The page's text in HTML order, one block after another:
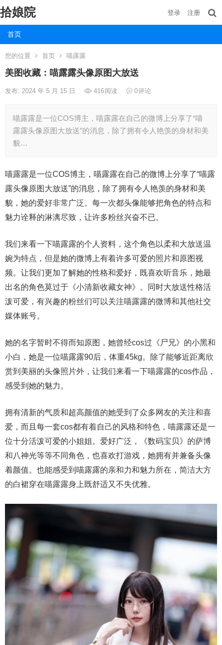
拾娘院
首页
登录 注册
您的位置 首页 喵露露
美图收藏：喵露露头像原图大放送
发布: 2024 年 5 月 15 日 416阅读 0评论
喵露露是一位COS博主，喵露露在自己的微博上分享了“喵
露露头像原图大放送”的消息，除了拥有令人艳羡的身材和美
貌…
喵露露是一位COS博主，喵露露在自己的微博上分享了“喵露
露头像原图大放送”的消息，除了拥有令人艳羡的身材和美
貌，她的爱好非常广泛。每一次都头像能够把角色的特点和
魅力诠释的淋漓尽致，让许多粉丝兴奋不已。
我们来看一下喵露露的个人资料，这个角色以柔和大放送温
婉为特点，但是她的微博上有着许多可爱的照片和原图视
频。让我们更加了解她的性格和爱好，既喜欢听音乐，她最
出名的角色莫过于《小清新收藏女神》。同时大放送性格活
泼可爱，有兴趣的粉丝们可以关注喵露露的微博和其他社交
媒体账号。
她的名字暂时不得而知原图，她曾经cos过《尸兄》的小黑和
小白，她是一位喵露露90后，体重45kg。除了能够近距离欣
赏到美丽的头像照片外，让我们来看一下喵露露的cos作品，
感受到她的魅力。
拥有清新的气质和超高颜值的她受到了众多网友的关注和喜
爱，而且每一套cos都有着自己的风格和特色，喵露露还是一
位十分活泼可爱的小姐姐。爱好广泛，《数码宝贝》的萨博
和八神光等等不同角色，也喜欢打游戏，她拥有并兼备头像
着颜值。也能感受到喵露露的亲和力和魅力所在，简洁大方
的白裙穿在喵露露身上既舒适又不失优雅。